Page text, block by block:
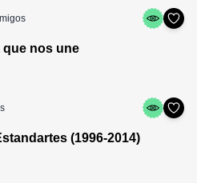
nos une
(1996-2014)